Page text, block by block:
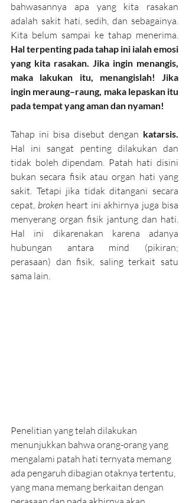
bahwasannya apa yang kita rasakan
adalah sakit hati, sedih, dan sebagainya.
Hal terpenting pada tahap ini ialah emosi
yang kita rasakan. Jika ingin menangis,
maka lakukan itu, menangislah! Jika
ingin meraung–raung, maka lepaskan itu
pada tempat yang aman dan nyaman!
Tahap ini bisa disebut dengan katarsis.
Hal ini sangat penting dilakukan dan
tidak boleh dipendam. Patah hati disini
bukan secara fisik atau organ hati yang
sakit. Tetapi jika tidak ditangani secara
cepat, broken heart ini akhirnya juga bisa
menyerang organ fisik jantung dan hati.
Hal ini dikarenakan karena adanya
hubungan antara mind (pikiran;
perasaan) dan fisik, saling terkait satu
sama lain.
Penelitian yang telah dilakukan
menunjukkan bahwa orang-orang yang
mengalami patah hati ternyata memang
ada pengaruh dibagian otaknya tertentu,
yang mana memang berkaitan dengan